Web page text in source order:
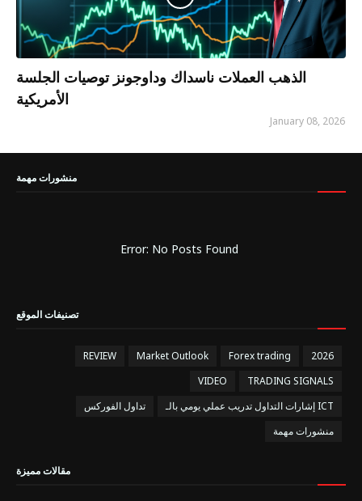
الذهب العملات ناسداك وداوجونز توصيات الجلسة
الأمريكية
January 08, 2026
منشورات مهمة
Error: No Posts Found
تصنيفات الموقع
2026
Forex trading
Market Outlook
REVIEW
TRADING SIGNALS
VIDEO
إشارات التداول تدريب عملي يومي بالـ ICT
تداول الفوركس
منشورات مهمة
مقالات مميزة